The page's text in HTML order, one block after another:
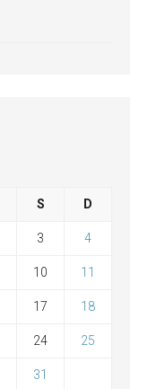
S D
3 4
10 11
17 18
24 25
31